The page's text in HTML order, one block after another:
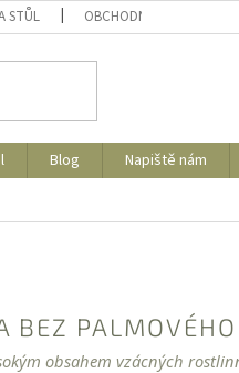
STŮL OBCHODNÍ PODMÍNKY
Blog Napiště nám
BEZ PALMOVÉHO
obsahem vzácných